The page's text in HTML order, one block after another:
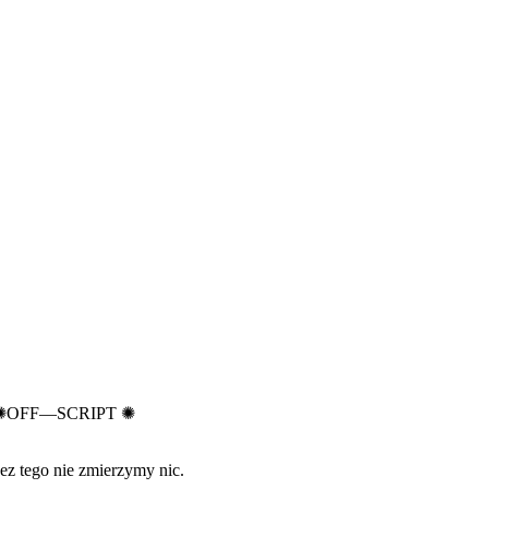
OFF—SCRIPT ✺
tego nie zmierzymy nic.